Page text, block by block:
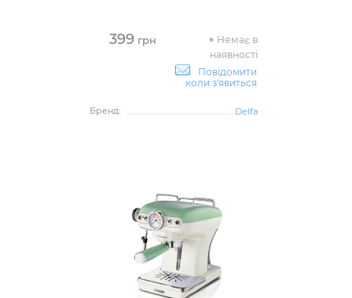
399 грн
Немає в
наявності
Повідомити
коли з'явиться
Бренд: Delfa